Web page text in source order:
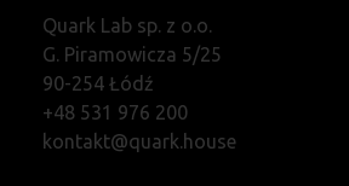
Quark Lab sp. z o.o.
G. Piramowicza 5/25
90-254 Łódź
+48 531 976 200
kontakt@quark.house